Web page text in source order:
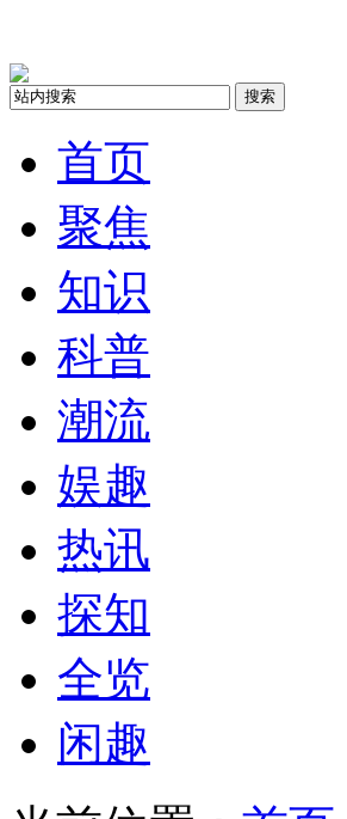
搜索
首页
聚焦
知识
科普
潮流
娱趣
热讯
探知
全览
闲趣